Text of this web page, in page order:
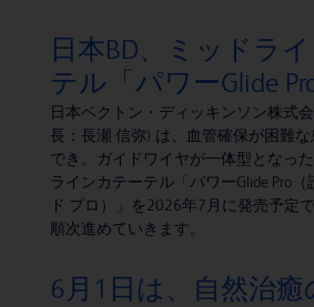
日本BD、ミッドラ
テル「パワーGlide
日本ベクトン・ディッキンソン株式
長：長瀬 信弥) は、血管確保が困難な
でき、ガイドワイヤが一体型となっ
ラインカテーテル「パワーGlide Pro（
ド プロ）」を2026年7月に発売予定
順次進めていきます。
6月1日は、自然治癒